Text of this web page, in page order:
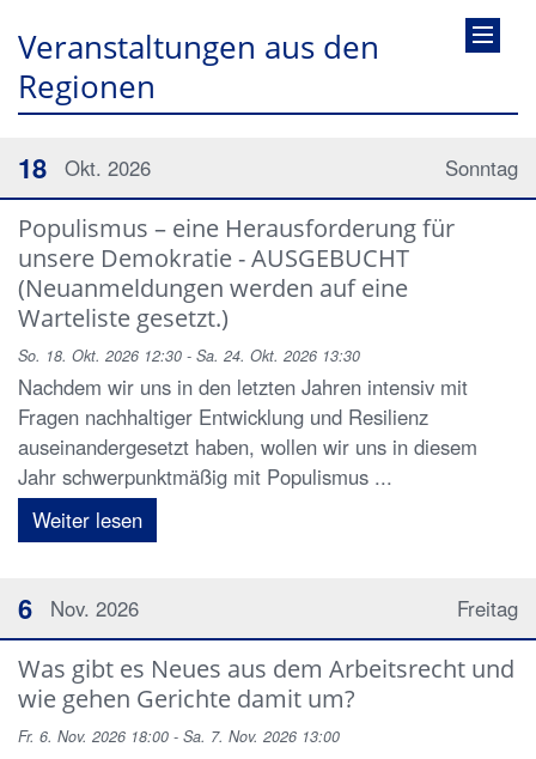
Veranstaltungen aus den
Regionen
Sonntag
18 Okt. 2026
Populismus – eine Herausforderung für
unsere Demokratie - AUSGEBUCHT
(Neuanmeldungen werden auf eine
Warteliste gesetzt.)
So. 18. Okt. 2026 12:30 - Sa. 24. Okt. 2026 13:30
Nachdem wir uns in den letzten Jahren intensiv mit
Fragen nachhaltiger Entwicklung und Resilienz
auseinandergesetzt haben, wollen wir uns in diesem
Jahr schwerpunktmäßig mit Populismus ...
Weiter lesen
Freitag
6 Nov. 2026
Was gibt es Neues aus dem Arbeitsrecht und
wie gehen Gerichte damit um?
Fr. 6. Nov. 2026 18:00 - Sa. 7. Nov. 2026 13:00